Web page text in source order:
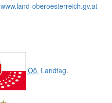
www.land-oberoesterreich.gv.at
Oö. Landtag.